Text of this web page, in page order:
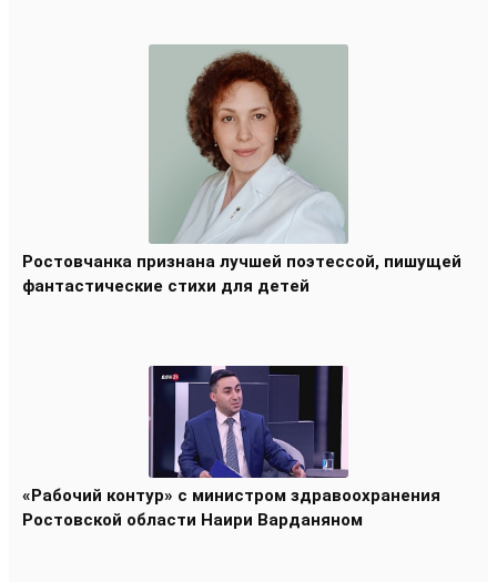
Ростовчанка признана лучшей поэтессой, пишущей
фантастические стихи для детей
«Рабочий контур» с министром здравоохранения
Ростовской области Наири Варданяном